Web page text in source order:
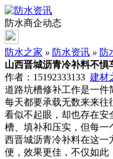
防水商企动态
防水之家 » 防水资讯 » 防
山西晋城沥青冷补料不惧
作者：15192333133 建材
道路坑槽修补工作是一件
每天都要承载无数来来往
看似不起眼，却也存在安
槽、填补和压实，但每一
西晋城沥青冷补料在这一
便，效果更佳，不仅如此